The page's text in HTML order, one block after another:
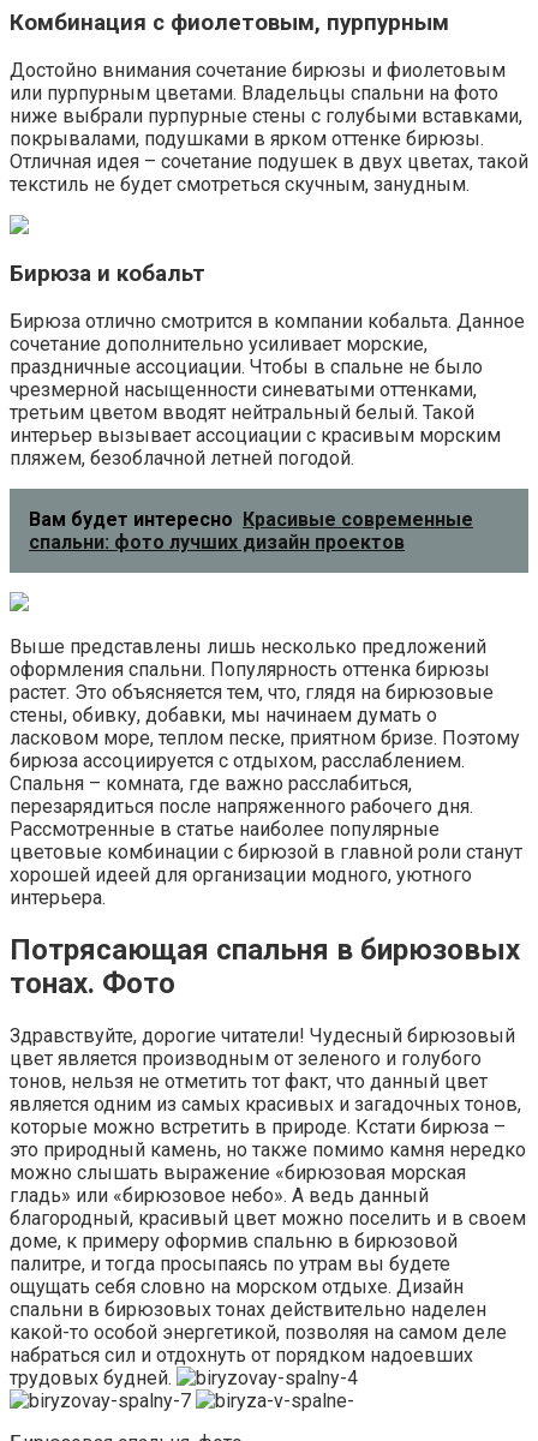
Комбинация с фиолетовым, пурпурным
Достойно внимания сочетание бирюзы и фиолетовым
или пурпурным цветами. Владельцы спальни на фото
ниже выбрали пурпурные стены с голубыми вставками,
покрывалами, подушками в ярком оттенке бирюзы.
Отличная идея – сочетание подушек в двух цветах, такой
текстиль не будет смотреться скучным, занудным.
Бирюза и кобальт
Бирюза отлично смотрится в компании кобальта. Данное
сочетание дополнительно усиливает морские,
праздничные ассоциации. Чтобы в спальне не было
чрезмерной насыщенности синеватыми оттенками,
третьим цветом вводят нейтральный белый. Такой
интерьер вызывает ассоциации с красивым морским
пляжем, безоблачной летней погодой.
Вам будет интересно Красивые современные
спальни: фото лучших дизайн проектов
Выше представлены лишь несколько предложений
оформления спальни. Популярность оттенка бирюзы
растет. Это объясняется тем, что, глядя на бирюзовые
стены, обивку, добавки, мы начинаем думать о
ласковом море, теплом песке, приятном бризе. Поэтому
бирюза ассоциируется с отдыхом, расслаблением.
Спальня – комната, где важно расслабиться,
перезарядиться после напряженного рабочего дня.
Рассмотренные в статье наиболее популярные
цветовые комбинации с бирюзой в главной роли станут
хорошей идеей для организации модного, уютного
интерьера.
Потрясающая спальня в бирюзовых
тонах. Фото
Здравствуйте, дорогие читатели! Чудесный бирюзовый
цвет является производным от зеленого и голубого
тонов, нельзя не отметить тот факт, что данный цвет
является одним из самых красивых и загадочных тонов,
которые можно встретить в природе. Кстати бирюза –
это природный камень, но также помимо камня нередко
можно слышать выражение «бирюзовая морская
гладь» или «бирюзовое небо». А ведь данный
благородный, красивый цвет можно поселить и в своем
доме, к примеру оформив спальню в бирюзовой
палитре, и тогда просыпаясь по утрам вы будете
ощущать себя словно на морском отдыхе. Дизайн
спальни в бирюзовых тонах действительно наделен
какой-то особой энергетикой, позволяя на самом деле
набраться сил и отдохнуть от порядком надоевших
трудовых будней.